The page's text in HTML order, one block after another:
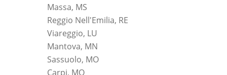
Massa, MS
Reggio Nell'Emilia, RE
Viareggio, LU
Mantova, MN
Sassuolo, MO
Carpi, MO